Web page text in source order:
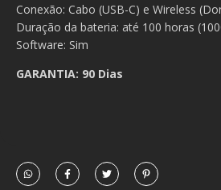
Conexão: Cabo (USB-C) e Wireless
Duração da bateria: até 100 horas
Software: Sim
GARANTIA: 90 Dias